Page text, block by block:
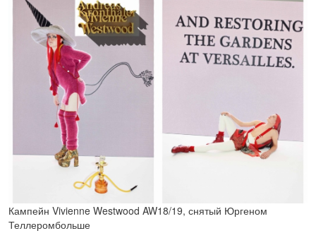
Кампейн Vivienne Westwood AW18/19, снятый Юргеном
Теллеромбольше